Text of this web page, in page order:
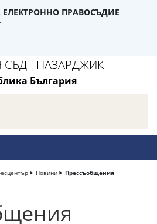
ПРАВОСЪДИЕ
- ПАЗАРДЖИК
България
Новини Прессъобщения